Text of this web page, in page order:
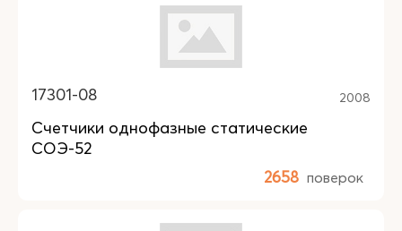
17301-08 2008
Счетчики однофазные статические
СОЭ-52
2658 поверок